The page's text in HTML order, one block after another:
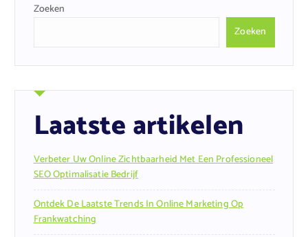
Zoeken
Zoeken
Laatste artikelen
Verbeter Uw Online Zichtbaarheid Met Een Professioneel
SEO Optimalisatie Bedrijf
Ontdek De Laatste Trends In Online Marketing Op
Frankwatching